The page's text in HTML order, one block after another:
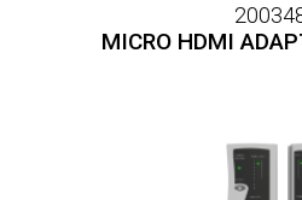
MICRO HDMI